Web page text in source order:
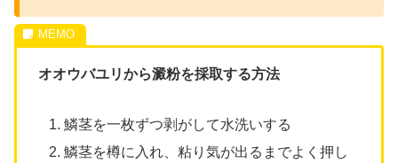
オオウバユリから澱粉を採取する方法
鱗茎を一枚ずつ剥がして水洗いする
鱗茎を樽に入れ、粘り気が出るまでよく押し